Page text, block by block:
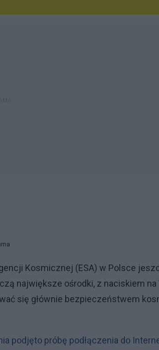
Kosmicznej (ESA) w Polsce
największe ośrodki, z naciskiem na
się głównie bezpieczeństwem
podjęto próbę podłączenia do